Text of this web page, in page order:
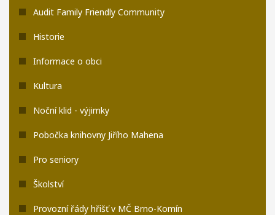
Audit Family Friendly Community
Historie
Informace o obci
Kultura
Noční klid - výjimky
Pobočka knihovny Jiřího Mahena
Pro seniory
Školství
Provozní řády hřišť v MČ Brno-Komín